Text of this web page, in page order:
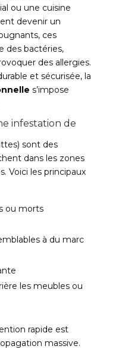
ou une cuisine
devenir un
ces
des bactéries,
des allergies.
et sécurisée, la
s’impose
infestation de
sont des
dans les zones
Voici les principaux
ou morts
à du marc
les meubles ou
rapide est
massive.